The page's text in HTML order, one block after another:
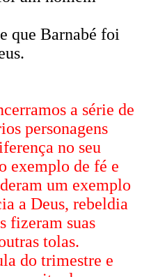
que Barnabé foi
a série de
personagens
no seu
exemplo de fé e
um exemplo
a Deus, rebeldia
fizeram suas
tolas.
do trimestre e